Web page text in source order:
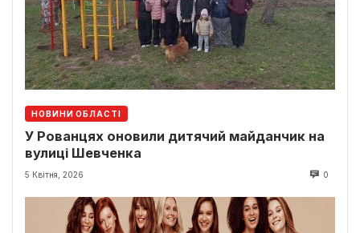
НОВИНИ ОБЛАСТІ
У Рованцях оновили дитячий майданчик на
вулиці Шевченка
5 Квітня, 2026 0